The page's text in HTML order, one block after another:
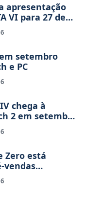
apresentação
VI para 27 de
setembro
e PC
chega à
2 em setembro
de um jogo
Zero está
vendas
semana